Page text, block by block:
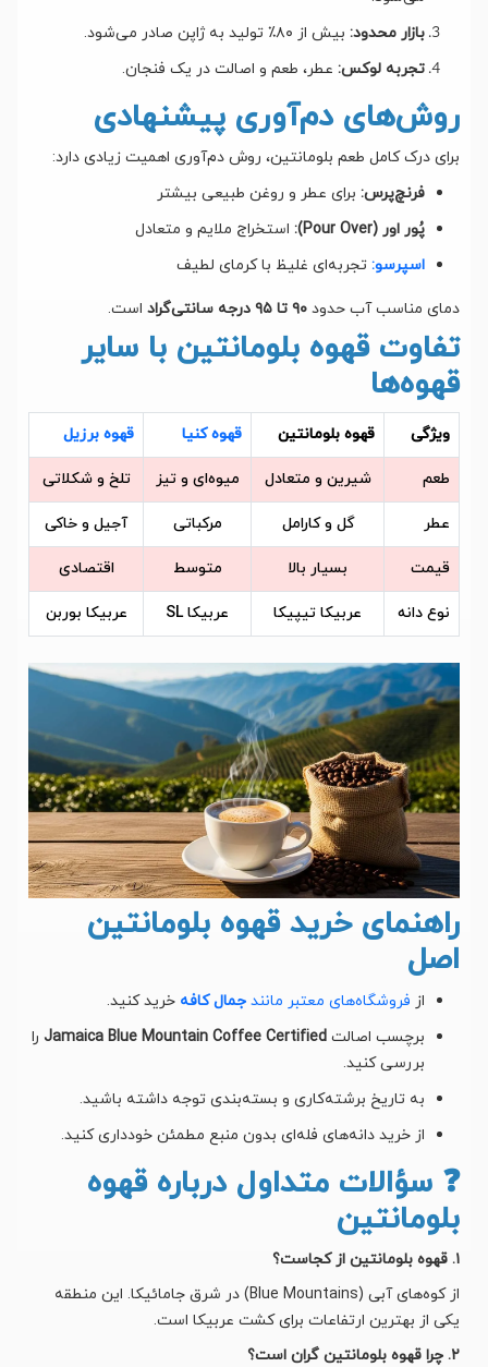
بازار محدود: بیش از ۸۰٪ تولید به ژاپن صادر می‌شود.
تجربه لوکس: عطر، طعم و اصالت در یک فنجان.
روش‌های دم‌آوری پیشنهادی
برای درک کامل طعم بلومانتین، روش دم‌آوری اهمیت زیادی دارد:
فرنچ‌پرس: برای عطر و روغن طبیعی بیشتر
پُور اور (Pour Over):
استخراج ملایم و متعادل
اسپرسو: تجربه‌ای غلیظ با کرمای لطیف
دمای مناسب آب حدود ۹۰ تا ۹۵ درجه سانتی‌گراد است.
تفاوت قهوه بلومانتین با سایر
قهوه‌ها
ویژگی قهوه بلومانتین قهوه کنیا قهوه برزیل
طعم شیرین و متعادل میوه‌ای و تیز تلخ و شکلاتی
عطر گل و کارامل مرکباتی آجیل و خاکی
قیمت بسیار بالا متوسط اقتصادی
نوع دانه عربیکا تیپیکا عربیکا SL عربیکا بوربن
راهنمای خرید قهوه بلومانتین
اصل
از فروشگاه‌های معتبر مانند جمال کافه خرید کنید.
برچسب اصالت Jamaica Blue Mountain Coffee Certified را
بررسی کنید.
به تاریخ برشته‌کاری و بسته‌بندی توجه داشته باشید.
از خرید دانه‌های فله‌ای بدون منبع مطمئن خودداری کنید.
❓ سؤالات متداول درباره قهوه
بلومانتین
۱. قهوه بلومانتین از کجاست؟
از کوه‌های آبی (Blue Mountains) در شرق جامائیکا. این منطقه
یکی از بهترین ارتفاعات برای کشت عربیکا است.
۲. چرا قهوه بلومانتین گران است؟